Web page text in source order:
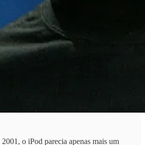
o iPod parecia apenas mais um